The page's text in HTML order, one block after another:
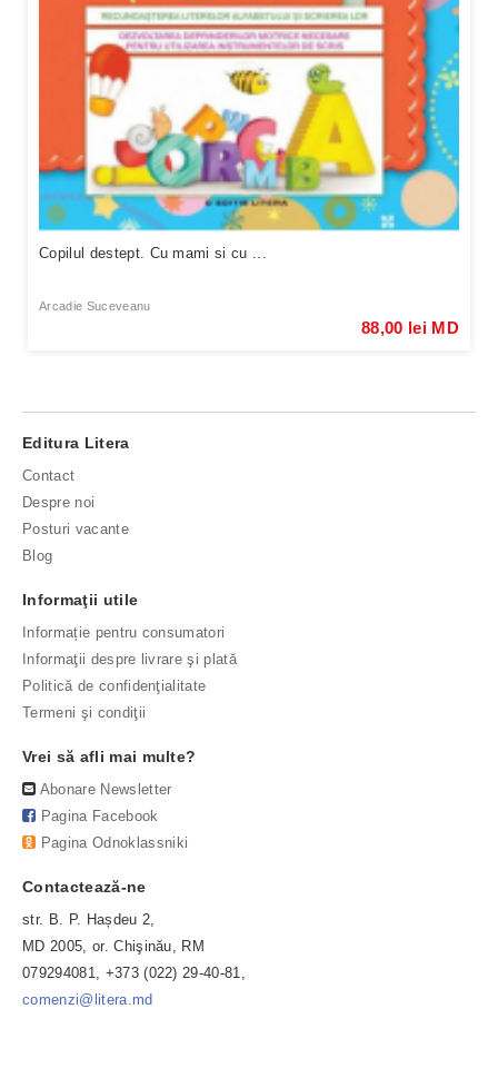
Copilul destept. Cu mami si cu ...
Arcadie Suceveanu
88,00 lei MD
Editura Litera
Contact
Despre noi
Posturi vacante
Blog
Informaţii utile
Informație pentru consumatori
Informaţii despre livrare şi plată
Politică de confidenţialitate
Termeni şi condiţii
Vrei să afli mai multe?
Abonare Newsletter
Pagina Facebook
Pagina Odnoklassniki
Contactează-ne
str. B. P. Hașdeu 2,
MD 2005, or. Chişinău, RM
079294081, +373 (022) 29-40-81,
comenzi@litera.md